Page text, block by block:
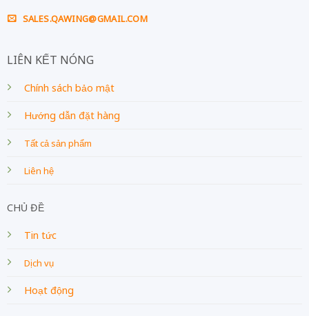
SALES.QAWING@GMAIL.COM
LIÊN KẾT NÓNG
Chính sách bảo mật
Hướng dẫn đặt hàng
Tất cả sản phẩm
Liên hệ
CHỦ ĐỀ
Tin tức
Dịch vụ
Hoạt động